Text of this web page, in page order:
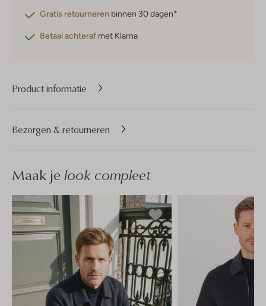
Gratis retourneren binnen 30 dagen*
Betaal achteraf met Klarna
Product informatie
Bezorgen & retourneren
Maak je look compleet